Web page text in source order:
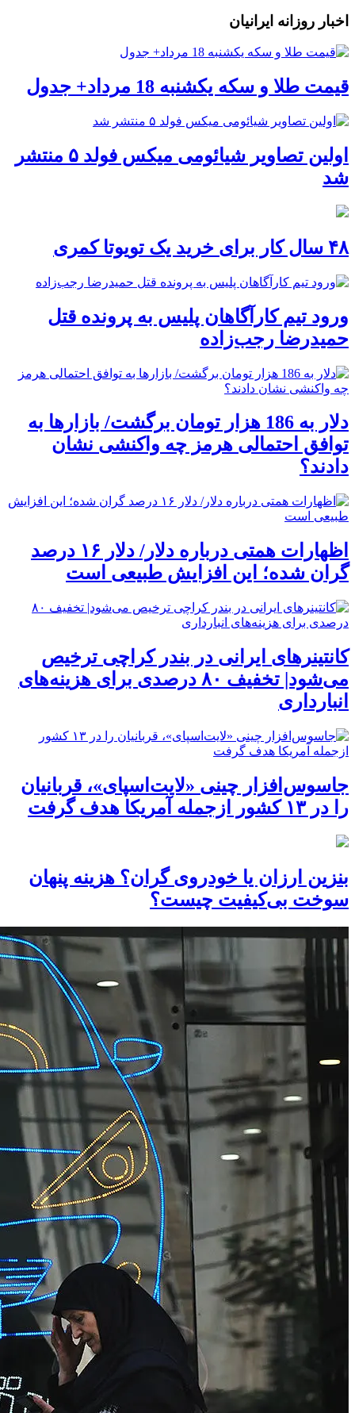
اخبار روزانه ایرانیان
قیمت طلا و سکه یکشنبه 18 مرداد+ جدول
اولین تصاویر شیائومی میکس فولد ۵ منتشر
شد
۴۸ سال کار برای خرید یک تویوتا کمری
ورود تیم کارآگاهان پلیس به پرونده قتل
حمیدرضا رجب‌زاده
دلار به 186 هزار تومان برگشت/ بازارها به
توافق احتمالی هرمز چه واکنشی نشان
دادند؟
اظهارات همتی درباره دلار/ دلار ۱۶ درصد
گران شده؛ این افزایش طبیعی است
کانتینرهای ایرانی در بندر کراچی ترخیص
می‌شود| تخفیف ۸۰ درصدی برای هزینه‌های
انبارداری
جاسوس‌افزار چینی «لایت‌اسپای»، قربانیان
را در ۱۳ کشور ازجمله آمریکا هدف گرفت
بنزین ارزان یا خودروی گران؟ هزینه پنهان
سوخت بی‌کیفیت چیست؟